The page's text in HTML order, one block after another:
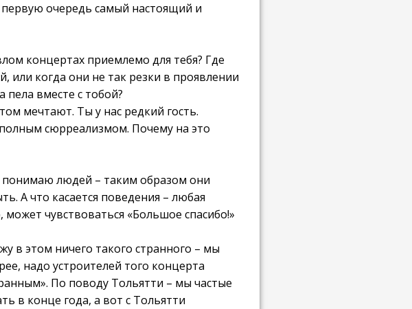
очередь самый настоящий и
концертах приемлемо для тебя? Где
или когда они не так резки в проявлении
вместе с тобой?
мечтают. Ты у нас редкий гость.
сюрреализмом. Почему на это
понимаю людей – таким образом они
А что касается поведения – любая
чувствоваться «Большое спасибо!»
в этом ничего такого странного – мы
надо устроителей того концерта
По поводу Тольятти – мы частые
в конце года, а вот с Тольятти